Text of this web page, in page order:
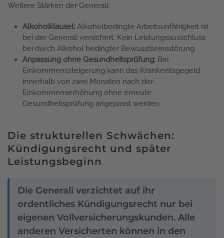
Weitere Stärken der Generali:
Alkoholklausel: Alkoholbedingte Arbeitsunfähigkeit ist
bei der Generali versichert. Kein Leistungsausschluss
bei durch Alkohol bedingter Bewusstseinsstörung.
Anpassung ohne Gesundheitsprüfung: Bei
Einkommenssteigerung kann das Krankentagegeld
innerhalb von zwei Monaten nach der
Einkommenserhöhung ohne erneute
Gesundheitsprüfung angepasst werden.
Die strukturellen Schwächen:
Kündigungsrecht und später
Leistungsbeginn
Die Generali verzichtet auf ihr
ordentliches Kündigungsrecht nur bei
eigenen Vollversicherungskunden. Alle
anderen Versicherten können in den